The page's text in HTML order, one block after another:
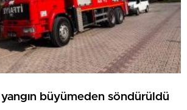
yangın büyümeden söndürüldü